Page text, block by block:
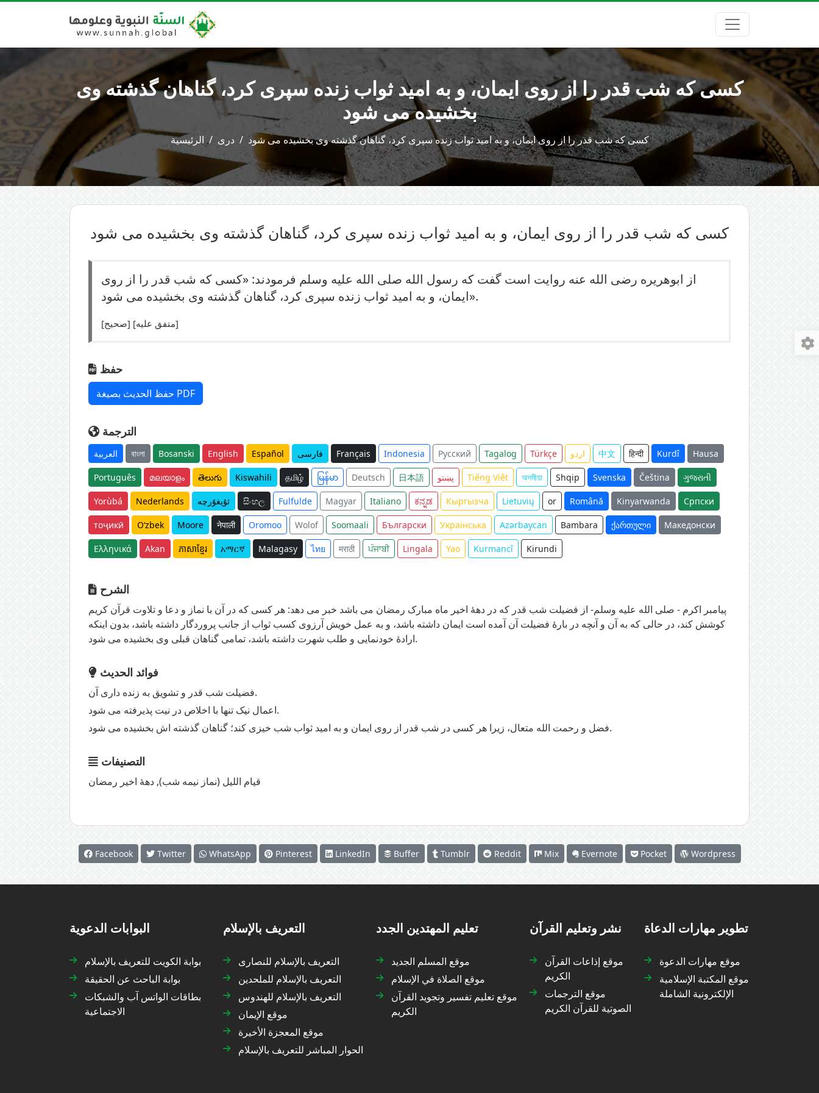
کسی که شب قدر را از روی ایمان، و به امید ثواب زنده سپرى كرد، گناهان گذشته وی
بخشیده می شود
الرئيسية دری کسی که شب قدر را از روی ایمان، و به امید ثواب زنده سپرى كرد، گناهان گذشته وی بخشیده می شود
کسی که شب قدر را از روی ایمان، و به امید ثواب زنده سپرى كرد، گناهان گذشته وی بخشیده می شود
از ابوهریره رضی الله عنه روایت است گفت که رسول الله صلی الله علیه وسلم فرمودند: «کسی که شب قدر را از روی
ایمان، و به امید ثواب زنده سپرى كرد، گناهان گذشته وی بخشیده می شود».
[صحیح] [متفق علیه]
حفظ
حفظ الحديث بصيغة PDF
الترجمة
العربية বাংলা Bosanski English Español فارسی Français Indonesia Русский Tagalog Türkçe اردو 中文 हिन्दी Kurdî Hausa
Português മലയാളം తెలుగు Kiswahili தமிழ் မြန်မာ Deutsch 日本語 پښتو Tiếng Việt অসমীয়া Shqip Svenska Čeština ગુજરાતી
Yorùbá Nederlands ئۇيغۇرچە සිංහල Fulfulde Magyar Italiano ಕನ್ನಡ Кыргызча Lietuvių or Română Kinyarwanda Српски
тоҷикӣ O‘zbek Moore नेपाली Oromoo Wolof Soomaali Български Українська Azərbaycan Bambara ქართული Македонски
Ελληνικά Akan ភាសាខ្មែរ አማርኛ Malagasy ไทย मराठी ਪੰਜਾਬੀ Lingala Yao Kurmancî Kirundi
الشرح
پیامبر اکرم - صلی الله علیه وسلم- از فضیلت شب قدر که در دهۀ اخیر ماه مبارک رمضان می باشد خبر می دهد: هر کسى كه در آن با نماز و دعا و تلاوت قرآن کریم
کوشش کند، در حالی که به آن و آنچه در بارۀ فضیلت آن آمده است ایمان داشته باشد، و به عمل خویش آرزوی کسب ثواب از جانب پروردگار داشته باشد، بدون اینکه
ارادۀ خودنمايی و طلب شهرت داشته باشد، تمامی گناهان قبلی وی بخشیده می شود.
فوائد الحديث
فضیلت شب قدر و تشویق به زنده داری آن.
اعمال نیک تنها با اخلاص در نیت پذیرفته می شود.
فضل و رحمت الله متعال، زیرا هر کسى در شب قدر از روی ایمان و به امید ثواب شب خيزى کند؛ گناهان گذشته اش بخشیده می شود.
التصنيفات
قیام اللیل (نماز نیمه شب), دهۀ اخیر رمضان
Facebook Twitter WhatsApp Pinterest LinkedIn Buffer Tumblr Reddit Mix Evernote Pocket Wordpress
البوابات الدعوية
بوابة الكويت للتعريف بالإسلام
بوابة الباحث عن الحقيقة
بطاقات الواتس آب والشبكات
الاجتماعية
التعريف بالإسلام
التعريف بالإسلام للنصارى
التعريف بالإسلام للملحدين
التعريف بالإسلام للهندوس
موقع الإيمان
موقع المعجزة الأخيرة
الحوار المباشر للتعريف بالإسلام
تعليم المهتدين الجدد
موقع المسلم الجديد
موقع الصلاة في الإسلام
موقع تعليم تفسير وتجويد القرآن
الكريم
نشر وتعليم القرآن
موقع إذاعات القرآن
الكريم
موقع الترجمات
الصوتية للقرآن الكريم
تطوير مهارات الدعاة
موقع مهارات الدعوة
موقع المكتبة الإسلامية
الإلكترونية الشاملة